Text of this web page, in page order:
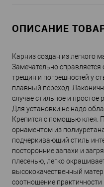
ОПИСАНИЕ
Карниз создан из легкого
Замечательно справляется
трещин и погрешностей у
плавный переход.
случае стильное и
Для установки не надо
Крепится с помощью клея.
орнаментом из
подчеркивающий стиль
посторонние запахи и
плесенью, легко
высококачественный
соотношение